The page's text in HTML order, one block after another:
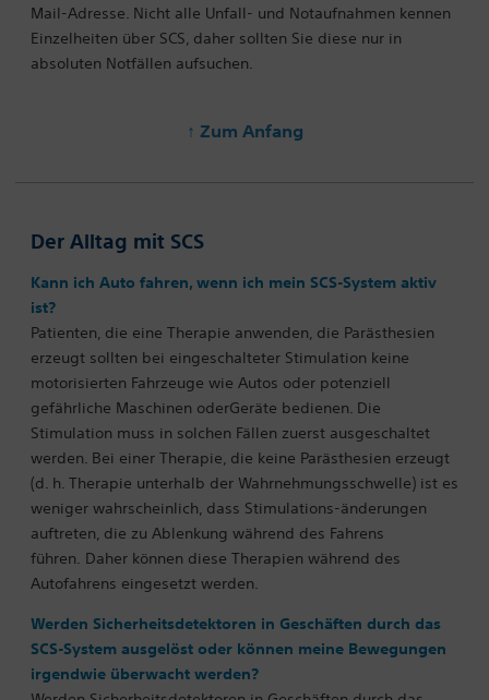
Mail-Adresse. Nicht alle Unfall- und Notaufnahmen kennen
Einzelheiten über SCS, daher sollten Sie diese nur in
absoluten Notfällen aufsuchen.
↑ Zum Anfang
Der Alltag mit SCS
Kann ich Auto fahren, wenn ich mein SCS-System aktiv
ist?
Patienten, die eine Therapie anwenden, die Parästhesien
erzeugt sollten bei eingeschalteter Stimulation keine
motorisierten Fahrzeuge wie Autos oder potenziell
gefährliche Maschinen oderGeräte bedienen. Die
Stimulation muss in solchen Fällen zuerst ausgeschaltet
werden. Bei einer Therapie, die keine Parästhesien erzeugt
(d. h. Therapie unterhalb der Wahrnehmungsschwelle) ist es
weniger wahrscheinlich, dass Stimulations-änderungen
auftreten, die zu Ablenkung während des Fahrens
führen. Daher können diese Therapien während des
Autofahrens eingesetzt werden.
Werden Sicherheitsdetektoren in Geschäften durch das
SCS-System ausgelöst oder können meine Bewegungen
irgendwie überwacht werden?